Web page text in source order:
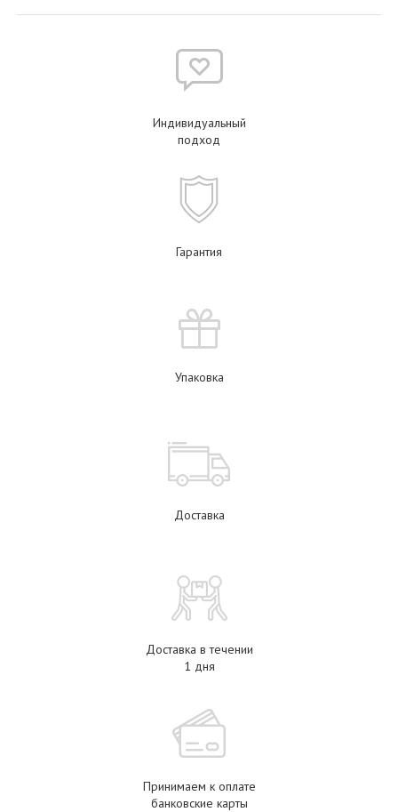
Индивидуальный
подход
Гарантия
Упаковка
Доставка
Доставка в течении
1 дня
Принимаем к оплате
банковские карты